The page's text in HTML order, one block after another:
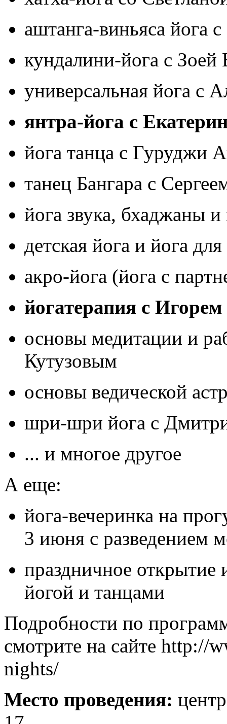
аштанга-виньяса йога
кундалини-йога с Зоей
универсальная йога с
янтра-йога с
йога танца с Гуруджи
танец Бангара с
йога звука, бхаджаны
детская йога и йога
акро-йога (йога с
йогатерапия c
основы медитации и
Кутузовым
основы ведической
шри-шри йога с
... и многое другое
А еще:
йога-вечеринка на
3 июня с разведением
праздничное открытие
йогой и танцами
Подробности по
смотрите на сайте http://
nights/
Место проведения: